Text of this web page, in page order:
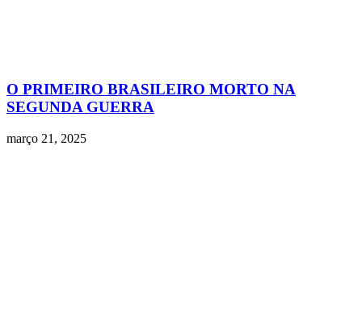
O PRIMEIRO BRASILEIRO MORTO NA
SEGUNDA GUERRA
março 21, 2025